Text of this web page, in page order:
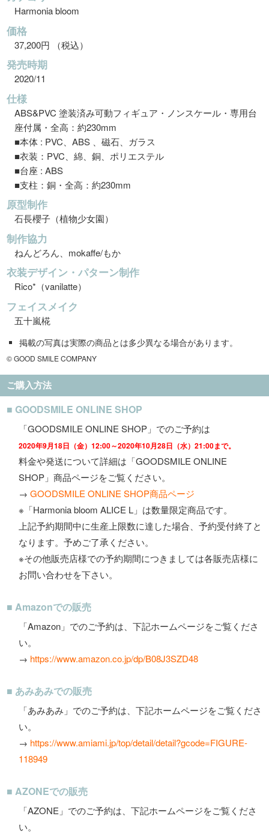
Harmonia bloom
価格
37,200円 （税込）
発売時期
2020/11
仕様
ABS&PVC 塗装済み可動フィギュア・ノンスケール・専用台
座付属・全高：約230mm
■本体 : PVC、ABS 、磁石、ガラス
■衣装：PVC、綿、銅、ポリエステル
■台座 : ABS
■支柱：銅・全高：約230mm
原型制作
石長櫻子（植物少女園）
制作協力
ねんどろん、mokaffe/もか
衣装デザイン・パターン制作
Rico*（vanilatte）
フェイスメイク
五十嵐椛
掲載の写真は実際の商品とは多少異なる場合があります。
© GOOD SMILE COMPANY
ご購入方法
■ GOODSMILE ONLINE SHOP
「GOODSMILE ONLINE SHOP」でのご予約は
2020年9月18日（金）12:00～2020年10月28日（水）21:00まで。
料金や発送について詳細は「GOODSMILE ONLINE
SHOP」商品ページをご覧ください。
→GOODSMILE ONLINE SHOP商品ページ
※「Harmonia bloom ALICE L」は数量限定商品です。
上記予約期間中に生産上限数に達した場合、予約受付終了と
なります。予めご了承ください。
※その他販売店様での予約期間につきましては各販売店様に
お問い合わせを下さい。
■ Amazonでの販売
「Amazon」でのご予約は、下記ホームページをご覧くださ
い。
→ https://www.amazon.co.jp/dp/B08J3SZD48
■ あみあみでの販売
「あみあみ」でのご予約は、下記ホームページをご覧くださ
い。
→ https://www.amiami.jp/top/detail/detail?gcode=FIGURE-
118949
■ AZONEでの販売
「AZONE」でのご予約は、下記ホームページをご覧くださ
い。